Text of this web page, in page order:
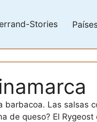
Stories
Las salsas
de queso? El